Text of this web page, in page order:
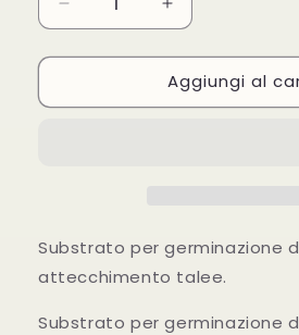
Diminuisci
quantità
per
36mm
Aumenta
quantità
per
Jiffy
36mm
Aggiungi al
Substrato per germinazione
attecchimento talee.
Substrato per germinazione